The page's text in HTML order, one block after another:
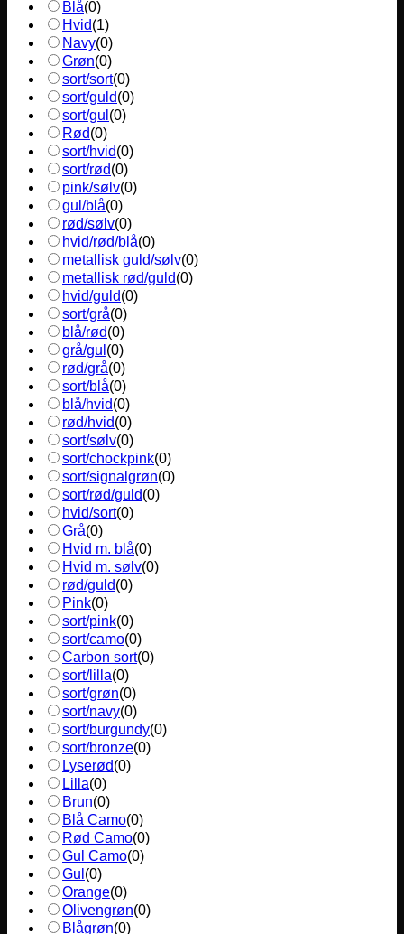
Blå(0)
Hvid(1)
Navy(0)
Grøn(0)
sort/sort(0)
sort/guld(0)
sort/gul (0)
Rød(0)
sort/hvid(0)
sort/rød(0)
pink/sølv(0)
gul/blå(0)
rød/sølv(0)
hvid/rød/blå(0)
metallisk guld/sølv(0)
metallisk rød/guld(0)
hvid/guld(0)
sort/grå(0)
blå/rød(0)
grå/gul (0)
rød/grå(0)
sort/blå(0)
blå/hvid(0)
rød/hvid(0)
sort/sølv(0)
sort/chockpink(0)
sort/signalgrøn(0)
sort/rød/guld(0)
hvid/sort(0)
Grå(0)
Hvid m. blå(0)
Hvid m. sølv(0)
rød/guld(0)
Pink(0)
sort/pink(0)
sort/camo(0)
Carbon sort(0)
sort/lilla(0)
sort/grøn(0)
sort/navy(0)
sort/burgundy(0)
sort/bronze(0)
Lyserød(0)
Lilla(0)
Brun(0)
Blå Camo(0)
Rød Camo(0)
Gul Camo(0)
Gul (0)
Orange(0)
Olivengrøn(0)
Blågrøn(0)